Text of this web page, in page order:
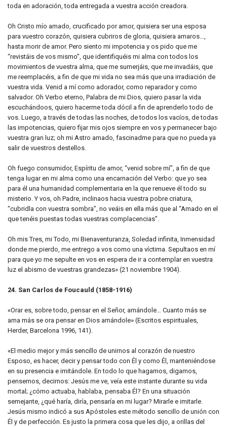
toda en adoración, toda entregada a vuestra acción creadora.
Oh Cristo mío amado, crucificado por amor, quisiera ser una esposa
para vuestro corazón, quisiera cubriros de gloria, quisiera amaros…,
hasta morir de amor. Pero siento mi impotencia y os pido que me
“revistáis de vos mismo”, que identifiquéis mi alma con todos los
movimientos de vuestra alma, que me sumerjáis, que me invadáis, que
me reemplacéis, a fin de que mi vida no sea más que una irradiación de
vuestra vida. Venid a mí como adorador, como reparador y como
salvador. Oh Verbo eterno, Palabra de mi Dios, quiero pasar la vida
escuchándoos, quiero hacerme toda dócil a fin de aprenderlo todo de
vos. Luego, a través de todas las noches, de todos los vacíos, de todas
las impotencias, quiero fijar mis ojos siempre en vos y permanecer bajo
vuestra gran luz; oh mi Astro amado, fascinadme para que no pueda ya
salir de vuestros destellos.
Oh fuego consumidor, Espíritu de amor, “venid sobre mí”, a fin de que
tenga lugar en mi alma como una encarnación del Verbo: que yo sea
para él una humanidad complementaria en la que renueve él todo su
misterio. Y vos, oh Padre, inclinaos hacia vuestra pobre criatura,
“cubridla con vuestra sombra”, no veáis en ella más que al “Amado en el
que tenéis puestas todas vuestras complacencias”.
Oh mis Tres, mi Todo, mi Bienaventuranza, Soledad infinita, Inmensidad
donde me pierdo, me entrego a vos como una víctima. Sepultaos en mí
para que yo me sepulte en vos en espera de ir a contemplar en vuestra
luz el abismo de vuestras grandezas» (21 noviembre 1904).
24. San Carlos de Foucauld (1858-1916)
«Orar es, sobre todo, pensar en el Señor, amándole… Cuanto más se
ama más se ora pensar en Dios amándole» (Escritos espirituales,
Herder, Barcelona 1996, 141).
«El medio mejor y más sencillo de unirnos al corazón de nuestro
Esposo, es hacer, decir y pensar todo con Él y como Él, manteniéndose
en su presencia e imitándole. En todo lo que hagamos, digamos,
pensemos, decirnos: Jesús me ve, veía este instante durante su vida
mortal; ¿cómo actuaba, hablaba, pensaba Él? En una situación
semejante, ¿qué haría, diría, pensaría en mi lugar? Mirarle e imitarle.
Jesús mismo indicó a sus Apóstoles este método sencillo de unión con
Él y de perfección. Es justo la primera cosa que les dijo, a orillas del